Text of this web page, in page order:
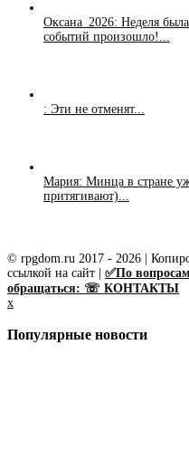
Оксана_2026: Неделя
событий произошло!...
: Эти не отменят...
Мария: Минца в стране
притягивают)...
© rpgdom.ru 2017 - 2026 |
ссылкой на сайт | ✅По
обращаться: ☏ КОНТАКТЫ
x
Популярные новости